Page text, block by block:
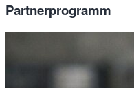
Partnerprogramm